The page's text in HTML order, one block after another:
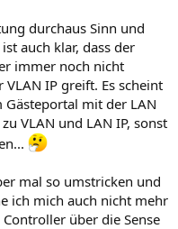
durchaus Sinn und
auch klar, dass der
immer noch nicht
IP greift. Es scheint
mit der LAN
VLAN und LAN IP, sonst
mal so umstricken und
ich mich auch nicht mehr
über die Sense